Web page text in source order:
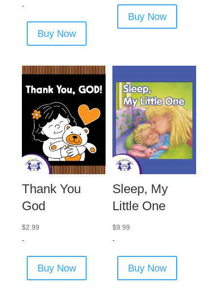
-
Buy Now
Buy Now
Thank You
God
$2.99
-
Buy Now
Sleep, My
Little One
$9.99
-
Buy Now